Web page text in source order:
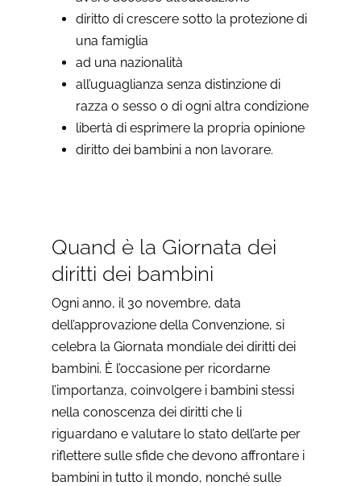
diritto di crescere sotto la protezione di
una famiglia
ad una nazionalità
all’uguaglianza senza distinzione di
razza o sesso o di ogni altra condizione
libertà di esprimere la propria opinione
diritto dei bambini a non lavorare.
Quand è la Giornata dei
diritti dei bambini
Ogni anno, il 30 novembre, data
dell’approvazione della Convenzione, si
celebra la Giornata mondiale dei diritti dei
bambini. È l’occasione per ricordarne
l’importanza, coinvolgere i bambini stessi
nella conoscenza dei diritti che li
riguardano e valutare lo stato dell’arte per
riflettere sulle sfide che devono affrontare i
bambini in tutto il mondo, nonché sulle